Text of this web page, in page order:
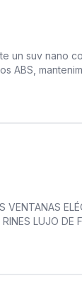
un suv nano
ABS,
LUJO DE
LLAVES